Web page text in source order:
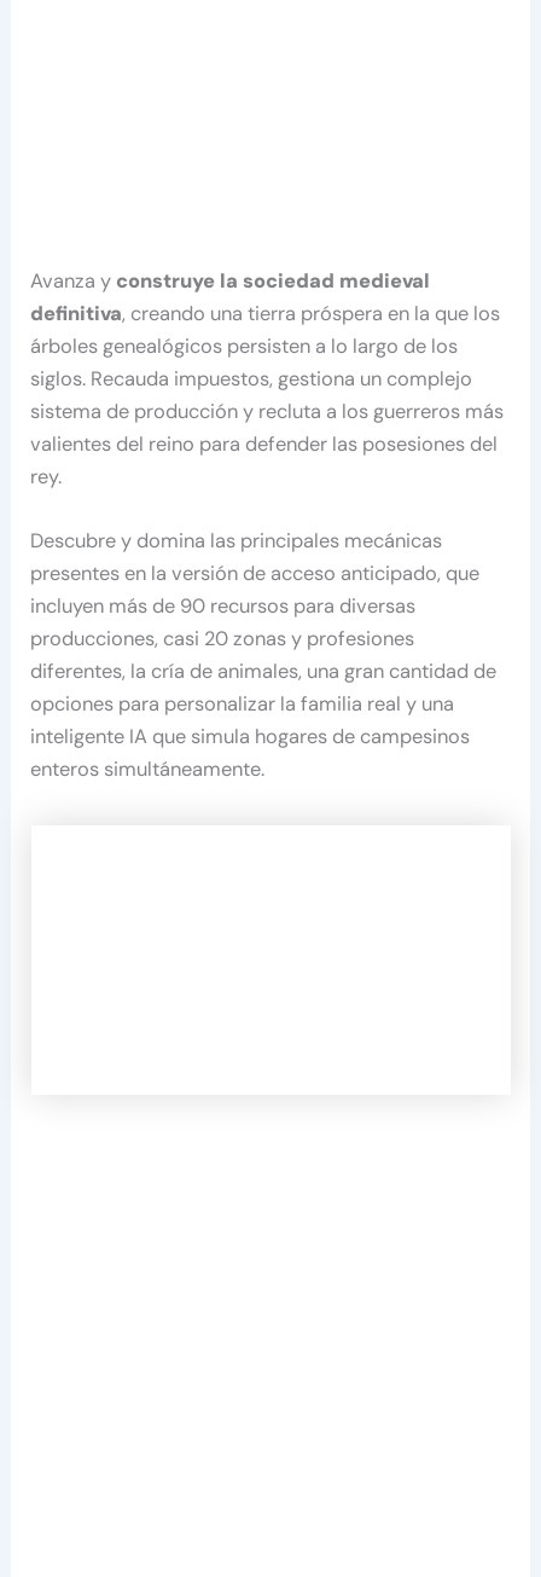
Avanza y construye la sociedad medieval
definitiva, creando una tierra próspera en la que los
árboles genealógicos persisten a lo largo de los
siglos. Recauda impuestos, gestiona un complejo
sistema de producción y recluta a los guerreros más
valientes del reino para defender las posesiones del
rey.
Descubre y domina las principales mecánicas
presentes en la versión de acceso anticipado, que
incluyen más de 90 recursos para diversas
producciones, casi 20 zonas y profesiones
diferentes, la cría de animales, una gran cantidad de
opciones para personalizar la familia real y una
inteligente IA que simula hogares de campesinos
enteros simultáneamente.